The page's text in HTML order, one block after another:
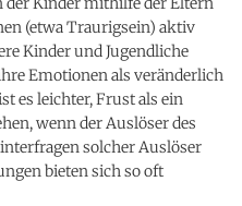
(etwa Traurigsein) aktiv
Kinder und Jugendliche
Emotionen als veränderlich
es leichter, Frust als ein
wenn der Auslöser des
solcher Auslöser
bieten sich so oft